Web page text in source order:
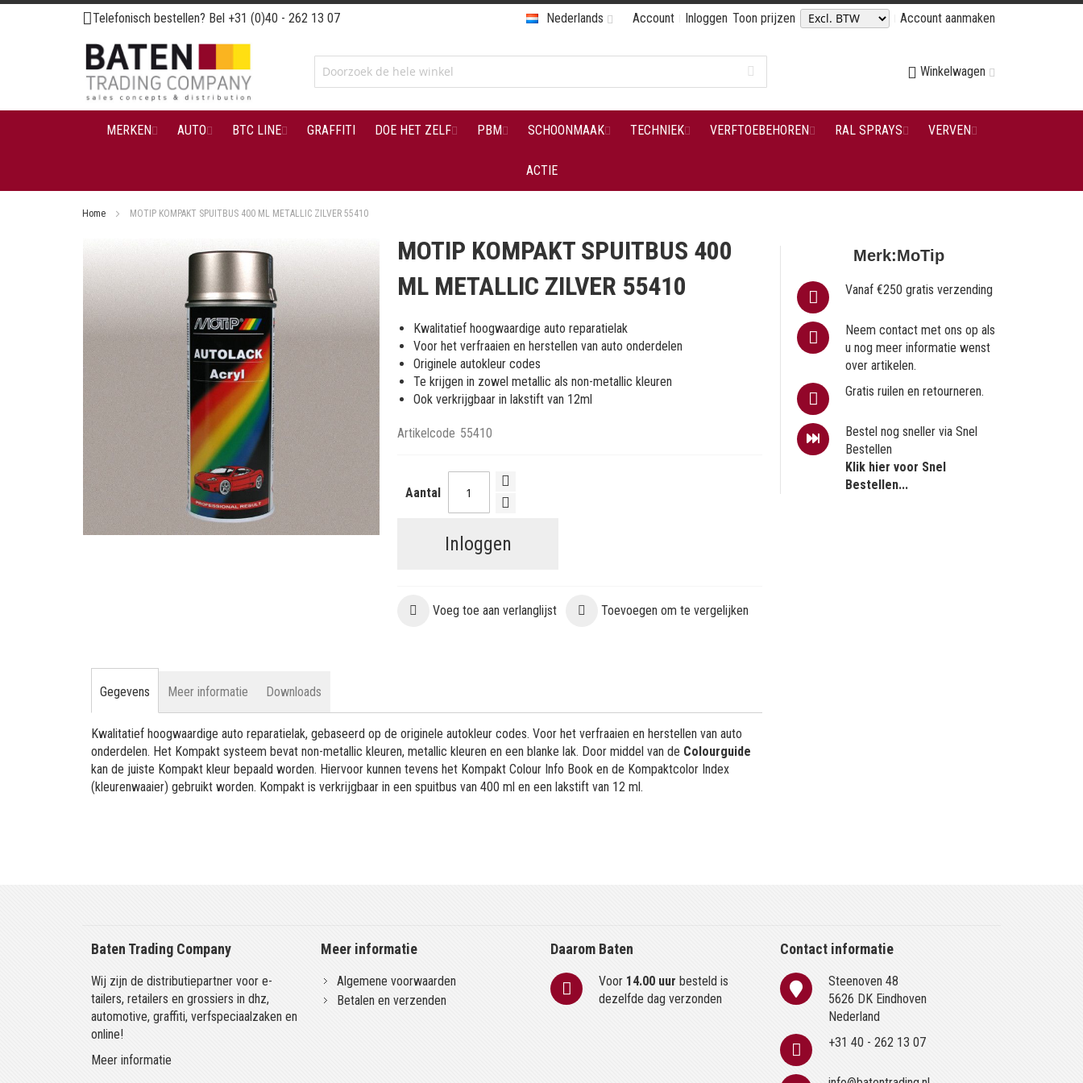
Ga
naar
de
inhoud
Telefonisch bestellen? Bel +31 (0)40 - 262 13 07 Account Inloggen Toon prijzen Account aanmaken
Nederlands
Winkelwagen
MERKEN AUTO BTC LINE GRAFFITI DOE HET ZELF PBM SCHOONMAAK TECHNIEK VERFTOEBEHOREN RAL SPRAYS VERVEN
ACTIE
Home MOTIP KOMPAKT SPUITBUS 400 ML METALLIC ZILVER 55410
naar
einde
van
gallerij
MOTIP KOMPAKT SPUITBUS 400
ML METALLIC ZILVER 55410
Kwalitatief hoogwaardige auto reparatielak
Voor het verfraaien en herstellen van auto onderdelen
Originele autokleur codes
Te krijgen in zowel metallic als non-metallic kleuren
Ook verkrijgbaar in lakstift van 12ml
Artikelcode 55410
Aantal
Inloggen
Voeg toe aan verlanglijst Toevoegen om te vergelijken
Merk:MoTip
Vanaf €250 gratis verzending
Neem contact met ons op als
u nog meer informatie wenst
over artikelen.
Gratis ruilen en retourneren.
Bestel nog sneller via Snel
Bestellen
Klik hier voor Snel
Bestellen...
Gegevens
Kwalitatief hoogwaardige auto reparatielak, gebaseerd op de originele autokleur codes. Voor het verfraaien en herstellen van auto
onderdelen. Het Kompakt systeem bevat non-metallic kleuren, metallic kleuren en een blanke lak. Door middel van de Colourguide
kan de juiste Kompakt kleur bepaald worden. Hiervoor kunnen tevens het Kompakt Colour Info Book en de Kompaktcolor Index
(kleurenwaaier) gebruikt worden. Kompakt is verkrijgbaar in een spuitbus van 400 ml en een lakstift van 12 ml.
Meer informatie Downloads
Baten Trading Company
Wij zijn de distributiepartner voor e-
tailers, retailers en grossiers in dhz,
automotive, graffiti, verfspeciaalzaken en
online!
Meer informatie
Meer informatie
Algemene voorwaarden
Betalen en verzenden
Daarom Baten
Voor 14.00 uur besteld is
dezelfde dag verzonden
Contact informatie
Steenoven 48
5626 DK Eindhoven
Nederland
+31 40 - 262 13 07